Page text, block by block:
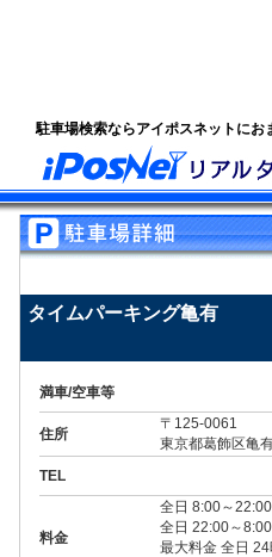
駐車場検索ならアイポスネットに
タイムパーキング亀有
満車/空車等
住所
〒125-0061
東京都葛飾区亀
TEL
料金
全日 8:00～
全日 22:00～
最大料金 全日